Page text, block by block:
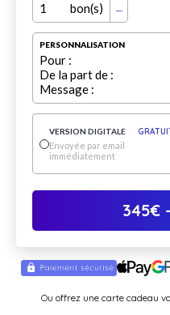
1 bon(s)
PERSONNALISATION
Pour :
De la part de :
Message :
VERSION DIGITALE
Envoyée par email
immédiatement
345€-
Ou offrez une carte cadeau